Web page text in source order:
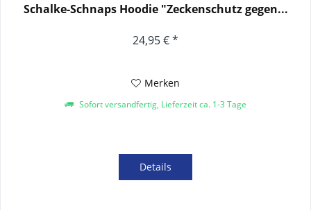
Schalke-Schnaps Hoodie "Zeckenschutz gegen...
24,95 € *
Merken
Sofort versandfertig, Lieferzeit ca. 1-3 Tage
Details